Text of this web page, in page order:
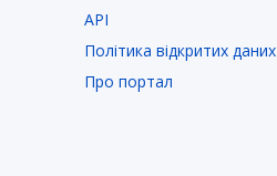
API
Політика відкритих даних
Про портал